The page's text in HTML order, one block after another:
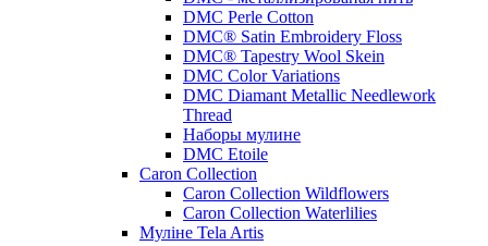
DMC Perle Cotton
DMC® Satin Embroidery Floss
DMC® Tapestry Wool Skein
DMC Color Variations
DMC Diamant Metallic Needlework
Thread
Наборы мулине
DMC Etoile
Caron Collection
Caron Collection Wildflowers
Caron Collection Waterlilies
Муліне Tela Artis